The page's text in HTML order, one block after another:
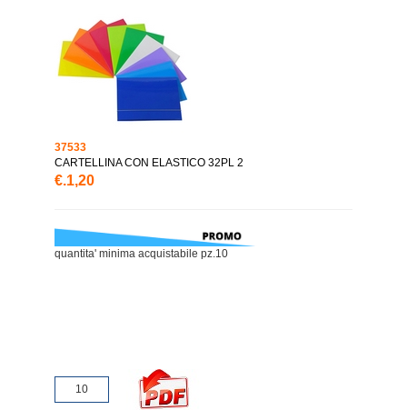
37533
CARTELLINA CON ELASTICO 32PL 2
€.1,20
quantita' minima acquistabile pz.10